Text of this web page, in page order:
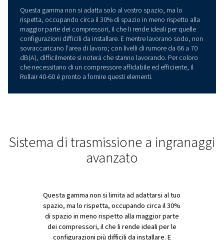
PANORAMICA PRODOTTI
Progettato per durare
aumenta con prestazioni robuste da 30 a 45 kW, ideali
gestire i cicli di lavoro prolungati con cui altri
potrebbero avere difficoltà. Rafforzate da una robusta
trasmissione a ingranaggi, queste macchine sono